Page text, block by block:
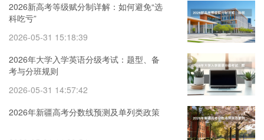
2026新高考等级赋分制详解：如何避免“选
科吃亏”
2026-05-31 15:18:39
2026年大学入学英语分级考试：题型、备
考与分班规则
2026-05-31 14:57:42
2026年新疆高考分数线预测及单列类政策